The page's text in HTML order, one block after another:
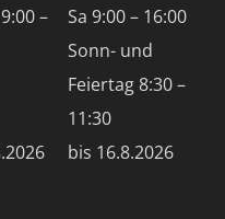
–
Sa 9:00 – 16:00
Sonn- und
Feiertag 8:30 –
11:30
bis 16.8.2026